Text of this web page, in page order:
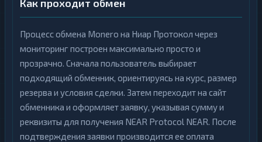
Как проходит обмен
Процесс обмена Monero на Ниар Протокол через
мониторинг построен максимально просто и
прозрачно. Сначала пользователь выбирает
подходящий обменник, ориентируясь на курс, размер
резерва и условия сделки. Затем переходит на сайт
обменника и оформляет заявку, указывая сумму и
реквизиты для получения NEAR Protocol NEAR. После
подтверждения заявки производится ее оплата